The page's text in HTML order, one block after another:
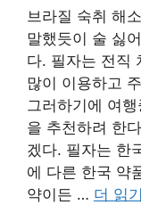
브라질 숙취 해
말했듯이 술 싫
다. 필자는 전직
많이 이용하고
그러하기에 여
을 추천하려 한
겠다. 필자는 한
에 다른 한국 약
약이든 … 더 읽기